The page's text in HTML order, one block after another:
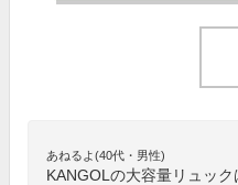
あねるよ(40代・男性)
KANGOLの大容量リュッ